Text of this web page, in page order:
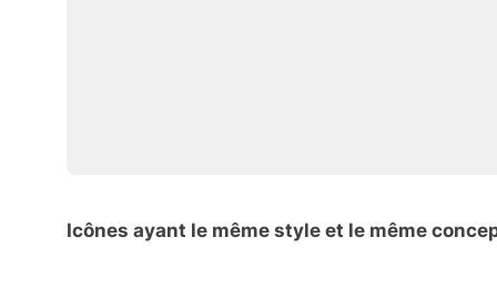
Icônes ayant le même style et le même